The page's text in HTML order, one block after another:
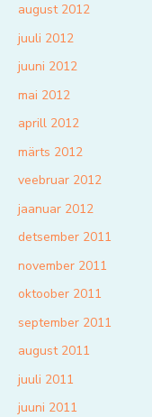
august 2012
juuli 2012
juuni 2012
mai 2012
aprill 2012
märts 2012
veebruar 2012
jaanuar 2012
detsember 2011
november 2011
oktoober 2011
september 2011
august 2011
juuli 2011
juuni 2011